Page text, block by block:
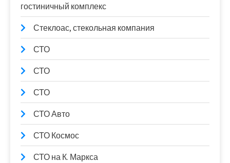
гостиничный комплекс
Стеклоас, стекольная компания
СТО
СТО
СТО
СТО Авто
СТО Космос
СТО на К. Маркса